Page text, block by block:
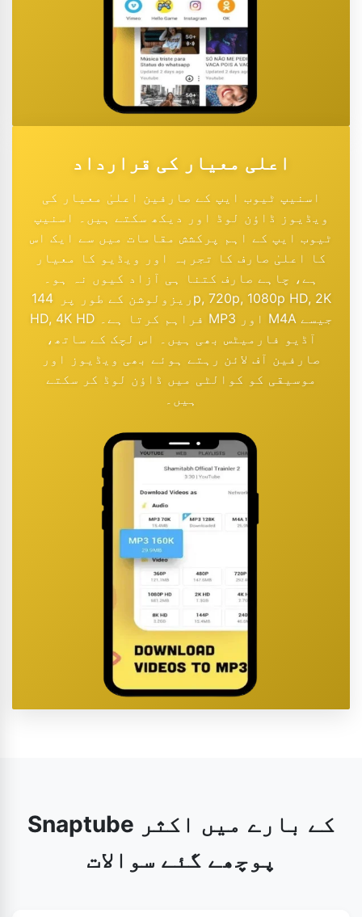
اعلی معیار کی قرارداد
اسنیپ ٹیوب ایپ کے صارفین اعلیٰ معیار کی
ویڈیوز ڈاؤن لوڈ اور دیکھ سکتے ہیں۔ اسنیپ
ٹیوب ایپ کے اہم پرکشش مقامات میں سے ایک اس
کا اعلیٰ صارف کا تجربہ اور ویڈیو کا معیار
ہے، چاہے صارف کتنا ہی آزاد کیوں نہ ہو۔
ریزولوشن کے طور پر 144p, 720p, 1080p HD, 2K
HD, 4K HD فراہم کرتا ہے۔ MP3 اور M4A جیسے
آڈیو فارمیٹس بھی ہیں۔ اس لچک کے ساتھ،
صارفین آف لائن رہتے ہوئے بھی ویڈیوز اور
موسیقی کو کوالٹی میں ڈاؤن لوڈ کر سکتے
ہیں۔
Snaptube کے بارے میں اکثر
پوچھے گئے سوالات